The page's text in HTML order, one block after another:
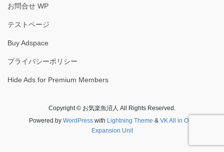
お問合せ WP
テストページ
Buy Adspace
プライバシーポリシー
Hide Ads for Premium Members
Copyright © お気楽魚沼人 All Rights Reserved.
Powered by WordPresswith Lightning Theme & VK All in One
Expansion Unit